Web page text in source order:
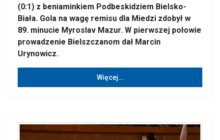
(0:1) z beniaminkiem Podbeskidziem Bielsko-
Biała. Gola na wagę remisu dla Miedzi zdobył w
89. minucie Myroslav Mazur. W pierwszej połowie
prowadzenie Bielszczanom dał Marcin
Urynowicz.
Więcej…